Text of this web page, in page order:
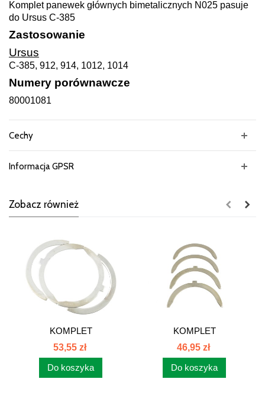
Komplet panewek głównych bimetalicznych N025 pasuje
do Ursus C-385
Zastosowanie
Ursus
C-385, 912, 914, 1012, 1014
Numery porównawcze
80001081
Cechy
Informacja GPSR
Zobacz również
KOMPLET
PÓŁPIERŚCIENI N.000
C385...
53,55 zł
Do koszyka
KOMPLET
PÓŁPIERŚCIENI N.050
C385...
46,95 zł
Do koszyka